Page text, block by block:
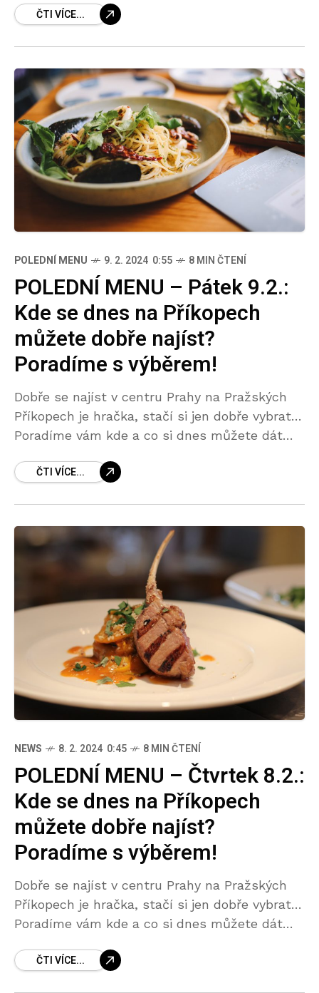
Prahy nabízí to nejlepší z pražských
ČTI VÍCE...
POLEDNÍ MENU 9. 2. 2024 0:55 8 MIN ČTENÍ
POLEDNÍ MENU – Pátek 9.2.:
Kde se dnes na Příkopech
můžete dobře najíst?
Poradíme s výběrem!
Dobře se najíst v centru Prahy na Pražských
Příkopech je hračka, stačí si jen dobře vybrat…
Poradíme vám kde a co si dnes můžete dát
ČTI VÍCE...
NEWS 8. 2. 2024 0:45 8 MIN ČTENÍ
POLEDNÍ MENU – Čtvrtek 8.2.:
Kde se dnes na Příkopech
můžete dobře najíst?
Poradíme s výběrem!
Dobře se najíst v centru Prahy na Pražských
Příkopech je hračka, stačí si jen dobře vybrat…
Poradíme vám kde a co si dnes můžete dát
ČTI VÍCE...